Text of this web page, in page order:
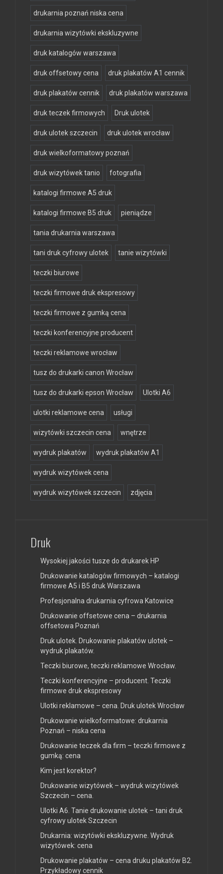
drukarnia poznań niska cena
drukarnia wizytówki ekskluzywne
druk katalogów warszawa
druk offsetowy cena druk plakatów A1 cennik
druk plakatów cennik druk plakatów warszawa
druk teczek firmowych Druk ulotek
druk ulotek szczecin druk ulotek wrocław
druk wielkoformatowy poznań
druk wizytówek tanio fotografia
katalogi firmowe A5 druk
katalogi firmowe B5 druk pieniądze
tania drukarnia warszawa
tani druk cyfrowy ulotek tanie wizytówki
teczki biurowe
teczki firmowe druk ekspresowy
teczki firmowe z gumką cena
teczki konferencyjne producent
teczki reklamowe wrocław
tusz do drukarki canon Wrocław
tusz do drukarki epson Wrocław Ulotki A6
ulotki reklamowe cena usługi
wizytówki szczecin cena wnętrze
wydruk plakatów wydruk plakatów A1
wydruk wizytówek cena
wydruk wizytówek szczecin zdjęcia
Druk
Wysokiej jakości tusze do drukarek HP
Drukowanie katalogów firmowych – katalogi
firmowe A5 i B5 druk Warszawa
Profesjonalna drukarnia cyfrowa Katowice
Drukowanie offsetowe cena – drukarnia
offsetowa Poznań
Druk ulotek. Drukowanie plakatów ulotek –
wydruk plakatów.
Teczki biurowe, teczki reklamowe Wrocław.
Teczki konferencyjne – producent. Teczki
firmowe druk ekspresowy
Ulotki reklamowe – cena. Druk ulotek Wrocław
Drukowanie wielkoformatowe: drukarnia
Poznań – niska cena
Drukowanie teczek dla firm – teczki firmowe z
gumką: cena
Kim jest korektor?
Drukowanie wizytówek – wydruk wizytówek
Szczecin – cena.
Ulotki A6. Tanie drukowanie ulotek – tani druk
cyfrowy ulotek Szczecin
Drukarnia: wizytówki ekskluzywne. Wydruk
wizytówek: cena
Drukowanie plakatów – cena druku plakatów B2.
Przykładowy cennik